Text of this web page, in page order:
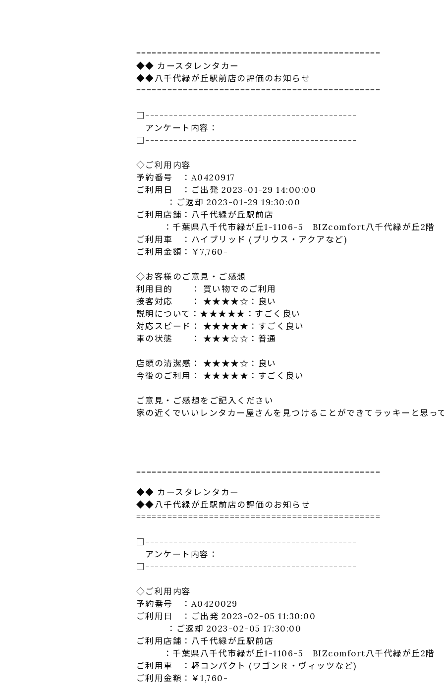
===============================================
◆◆ カースタレンタカー
◆◆八千代緑が丘駅前店の評価のお知らせ
===============================================
□---------------------------------------------
アンケート 内容：
□---------------------------------------------
◇ご利用内容
予約番号 ：A0420917
ご利用日 ：ご出発 2023-01-29 14:00:00
：ご返却 2023-01-29 19:30:00
ご利用店舗：八千代緑が丘駅前店
：千葉県八千代市緑が丘1-1106-5 BIZcomfort八千代緑が丘2階
ご利用車 ：ハイブリッド (プリウス・アクアなど)
ご利用金額：￥7,760-
◇お客様のご意見・ご感想
利用目的 ： 買い物でのご利用
接客対応 ： ★★★★☆：良い
説明について：★★★★★：すごく良い
対応スピード： ★★★★★：すごく良い
車の状態 ： ★★★☆☆：普通
店頭の清潔感： ★★★★☆：良い
今後のご利用： ★★★★★：すごく良い
ご意見・ご感想をご記入ください
家の近くでいいレンタカー屋さんを見つけることができてラッキー と思っ
===============================================
◆◆ カースタレンタカー
◆◆八千代緑が丘駅前店の評価のお知らせ
===============================================
□---------------------------------------------
アンケート内容：
□---------------------------------------------
◇ご利用内容
予約番号 ：A0420029
ご利用日 ：ご出発 2023-02-05 11:30:00
：ご返却 2023-02-05 17:30:00
ご利用店舗：八千代緑が丘駅前店
：千葉県八千代市緑が丘1-1106-5 BIZcomfort八千代緑が丘2階
ご利用車 ：軽コンパクト (ワゴンＲ・ヴィッツなど)
ご利用金額：￥1,760-